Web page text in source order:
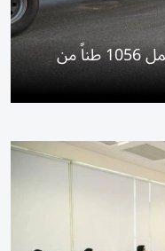
دخول 5 قوافل إماراتية إلى غزة تحمل 1056 طناً من